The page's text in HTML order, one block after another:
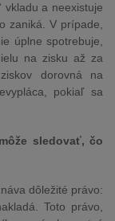
vkladu a neexistuje
zaniká. V prípade,
úplne spotrebuje,
na zisku až za
dorovná na
pokiaľ sa
sledovať, čo
dôležité právo:
Toto právo,